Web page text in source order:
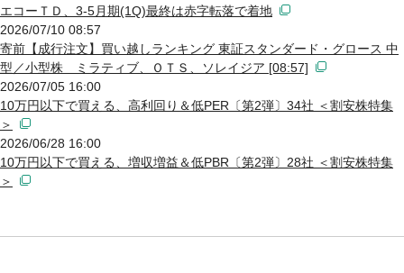
エコーＴＤ、3-5月期(1Q)最終は赤字転落で着地
2026/07/10 08:57
寄前【成行注文】買い越しランキング 東証スタンダード・グロース 中
型／小型株 ミラティブ、ＯＴＳ、ソレイジア [08:57]
2026/07/05 16:00
10万円以下で買える、高利回り＆低PER〔第2弾〕34社 ＜割安株特集
＞
2026/06/28 16:00
10万円以下で買える、増収増益＆低PBR〔第2弾〕28社 ＜割安株特集
＞